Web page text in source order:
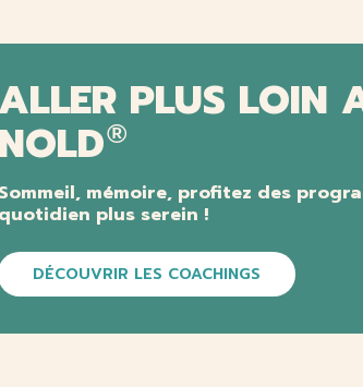
ALLER PLUS LOIN
NOLD®
Sommeil, mémoire, profitez des
quotidien plus serein !
DÉCOUVRIR LES COACHINGS